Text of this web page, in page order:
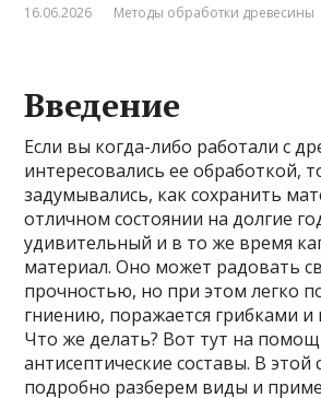
16.06.2026 Методы обработки древесины
Введение
Если вы когда-либо работали с
интересовались ее обработкой,
задумывались, как сохранить
отличном состоянии на долгие
удивительный и в то же время
материал. Оно может радовать
прочностью, но при этом легко
гниению, поражается грибками
Что же делать? Вот тут на
антисептические составы. В этой
подробно разберем виды и